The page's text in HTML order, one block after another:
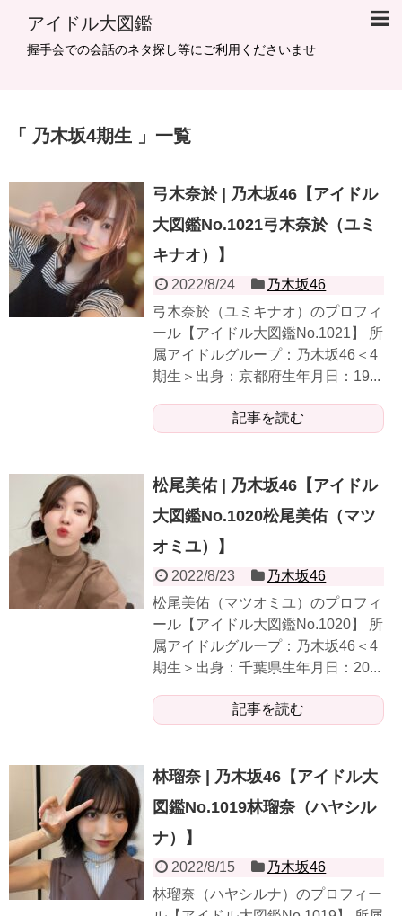
アイドル大図鑑
握手会での会話のネタ探し等にご利用くださいませ
乃木坂4期生 一覧
弓木奈於 | 乃木坂46【アイドル
大図鑑No.1021弓木奈於（ユミ
キナオ）】
2022/8/24
乃木坂46
弓木奈於（ユミキナオ）のプロフィ
ール【アイドル大図鑑No.1021】 所
属アイドルグループ：乃木坂46＜4
期生＞出身：京都府生年月日：19...
記事を読む
松尾美佑 | 乃木坂46【アイドル
大図鑑No.1020松尾美佑（マツ
オミユ）】
2022/8/23
乃木坂46
松尾美佑（マツオミユ）のプロフィ
ール【アイドル大図鑑No.1020】 所
属アイドルグループ：乃木坂46＜4
期生＞出身：千葉県生年月日：20...
記事を読む
林瑠奈 | 乃木坂46【アイドル大
図鑑No.1019林瑠奈（ハヤシル
ナ）】
2022/8/15
乃木坂46
林瑠奈（ハヤシルナ）のプロフィー